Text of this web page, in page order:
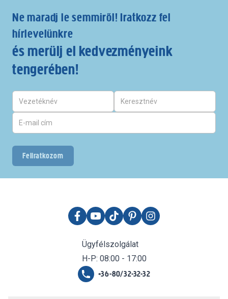
Ne maradj le semmiről! Iratkozz fel
hírlevelünkre
és merülj el kedvezményeink
tengerében!
Feliratkozom
Ügyfélszolgálat
H-P: 08:00 - 17:00
+36-80/32-32-32